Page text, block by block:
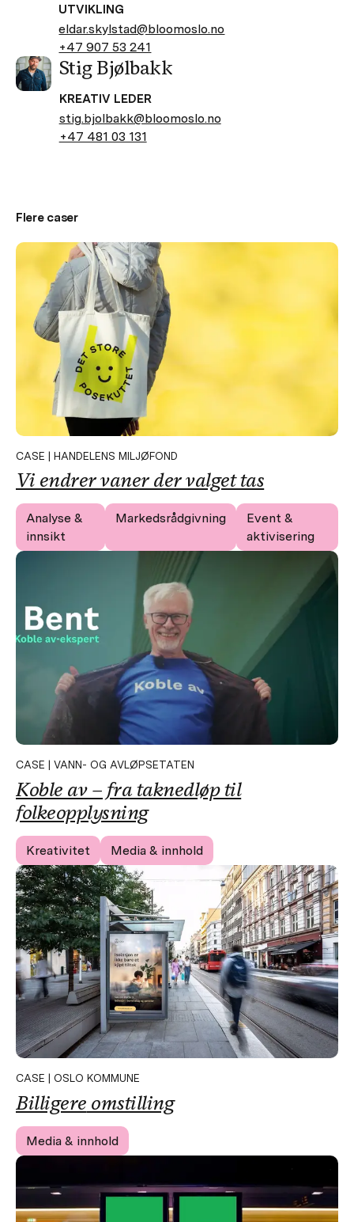
UTVIKLING
eldar.skylstad@bloomoslo.no
+47 907 53 241
Stig Bjølbakk
KREATIV LEDER
stig.bjolbakk@bloomoslo.no
+47 481 03 131
Flere caser
CASE | HANDELENS MILJØFOND
Vi endrer vaner der valget tas
Analyse &
innsikt
Markedsrådgivning
Event &
aktivisering
CASE | VANN- OG AVLØPSETATEN
Koble av – fra taknedløp til
folkeopplysning
Kreativitet Media & innhold
CASE | OSLO KOMMUNE
Billigere omstilling
Media & innhold